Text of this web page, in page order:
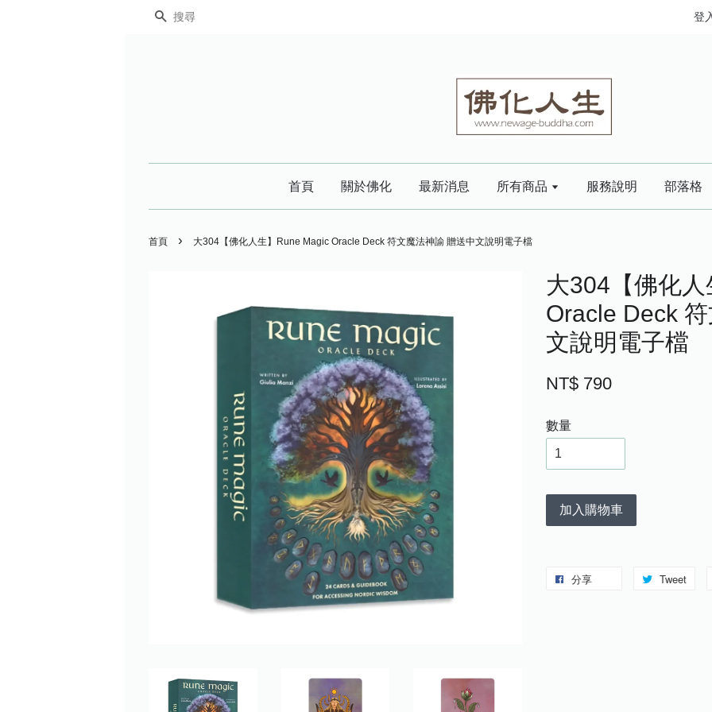
搜尋 登
首頁 關於佛化 最新消息 所有商品 服務說明 部落格
首頁 › 大304【佛化人生】Rune Magic Oracle Deck 符文魔法神諭 贈送中文說明電子檔
大304【佛化
Oracle Deck
文說明電子檔
NT$ 790
數量
加入購物車
分享 Tweet